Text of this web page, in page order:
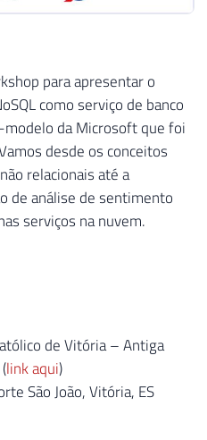
para apresentar o
como serviço de banco
da Microsoft que foi
desde os conceitos
relacionais até a
de análise de sentimento
serviços na nuvem.
de Vitória – Antiga
link aqui)
São João, Vitória, ES